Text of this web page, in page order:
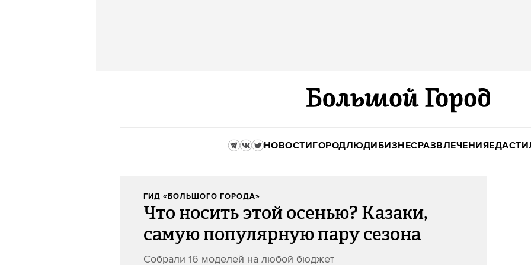
НОВОСТИГОРОДЛЮДИБИЗНЕСРАЗВЛЕЧЕНИЯЕДА
ГИД «БОЛЬШОГО ГОРОДА»
Что носить этой осенью? Казаки,
самую популярную пару сезона
Собрали 16 моделей на любой бюджет